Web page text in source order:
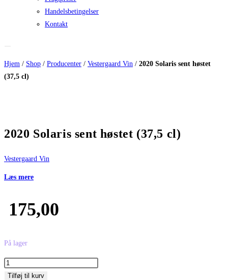
Handelsbetingelser
Kontakt
Hjem / Shop / Producenter / Vestergaard Vin / 2020 Solaris sent høstet
(37,5 cl)
2020 Solaris sent høstet (37,5 cl)
Vestergaard Vin
Læs mere
175,00
På lager
2020
Solaris
Tilføj til kurv